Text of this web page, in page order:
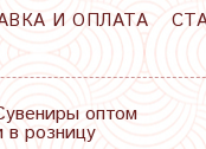
И ОПЛАТА
оптом
в розницу